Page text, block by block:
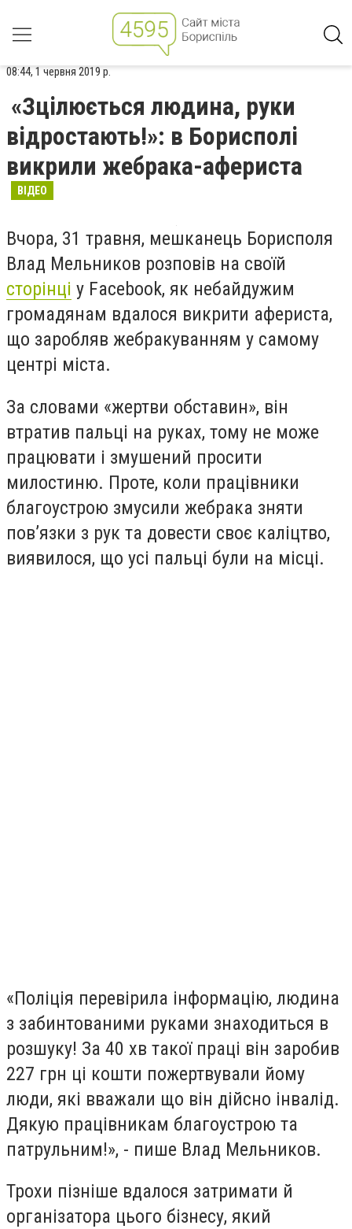
08:44, 1 червня 2019 р.
«Зцілюється людина, руки
відростають!»: в Борисполі
викрили жебрака-афериста
ВІДЕО
Вчора, 31 травня, мешканець Борисполя
Влад Мельников розповів на своїй
сторінці у Facebook, як небайдужим
громадянам вдалося викрити афериста,
що заробляв жебракуванням у самому
центрі міста.
За словами «жертви обставин», він
втратив пальці на руках, тому не може
працювати і змушений просити
милостиню. Проте, коли працівники
благоустрою змусили жебрака зняти
пов’язки з рук та довести своє каліцтво,
виявилося, що усі пальці були на місці.
«Поліція перевірила інформацію, людина
з забинтованими руками знаходиться в
розшуку! За 40 хв такої праці він заробив
227 грн ці кошти пожертвували йому
люди, які вважали що він дійсно інвалід.
Дякую працівникам благоустрою та
патрульним!», - пише Влад Мельников.
Трохи пізніше вдалося затримати й
організатора цього бізнесу, який